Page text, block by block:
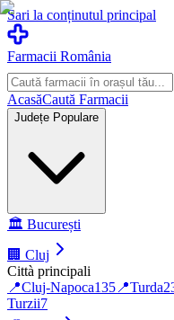
Sari la conținutul principal
Farmacii România
AcasăCaută Farmacii
Județe Populare
🏛️ București
🏢 Cluj
Città principali
📍Cluj-Napoca135 📍Turda
Turzii7